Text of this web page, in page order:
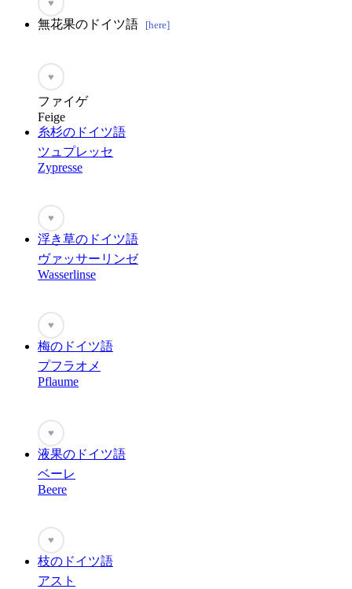
♥
無花果のドイツ語 [here]
♥
ファイゲ
Feige
糸杉のドイツ語
ツュプレッセ
Zypresse
♥
浮き草のドイツ語
ヴァッサーリンゼ
Wasserlinse
♥
梅のドイツ語
プフラオメ
Pflaume
♥
液果のドイツ語
ベーレ
Beere
♥
枝のドイツ語
アスト